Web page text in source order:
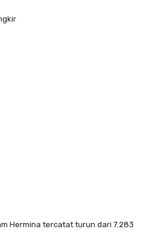
Hermina tercatat turun dari 7.283